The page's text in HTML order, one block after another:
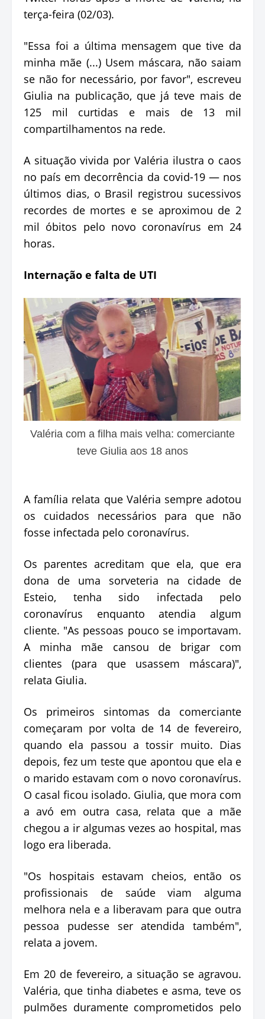
terça-feira (02/03).
"Essa foi a última mensagem que tive da
minha mãe (...) Usem máscara, não saiam
se não for necessário, por favor", escreveu
Giulia na publicação, que já teve mais de
125 mil curtidas e mais de 13 mil
compartilhamentos na rede.
A situação vivida por Valéria ilustra o caos
no país em decorrência da covid-19 — nos
últimos dias, o Brasil registrou sucessivos
recordes de mortes e se aproximou de 2
mil óbitos pelo novo coronavírus em 24
horas.
Internação e falta de UTI
Valéria com a filha mais velha: comerciante
teve Giulia aos 18 anos
A família relata que Valéria sempre adotou
os cuidados necessários para que não
fosse infectada pelo coronavírus.
Os parentes acreditam que ela, que era
dona de uma sorveteria na cidade de
Esteio, tenha sido infectada pelo
coronavírus enquanto atendia algum
cliente. "As pessoas pouco se importavam.
A minha mãe cansou de brigar com
clientes (para que usassem máscara)",
relata Giulia.
Os primeiros sintomas da comerciante
começaram por volta de 14 de fevereiro,
quando ela passou a tossir muito. Dias
depois, fez um teste que apontou que ela e
o marido estavam com o novo coronavírus.
O casal ficou isolado. Giulia, que mora com
a avó em outra casa, relata que a mãe
chegou a ir algumas vezes ao hospital, mas
logo era liberada.
"Os hospitais estavam cheios, então os
profissionais de saúde viam alguma
melhora nela e a liberavam para que outra
pessoa pudesse ser atendida também",
relata a jovem.
Em 20 de fevereiro, a situação se agravou.
Valéria, que tinha diabetes e asma, teve os
pulmões duramente comprometidos pelo